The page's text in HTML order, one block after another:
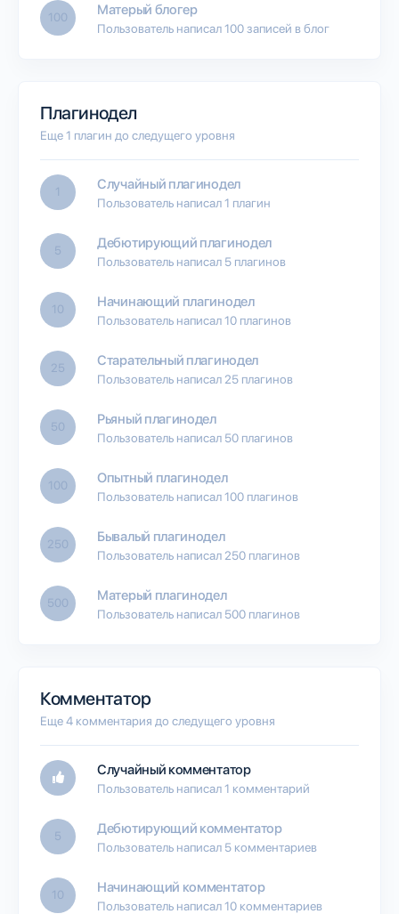
100 Матерый блогер
Пользователь написал 100 записей в блог
Плагинодел
Еще 1 плагин до следущего уровня
1 Случайный плагинодел
Пользователь написал 1 плагин
5 Дебютирующий плагинодел
Пользователь написал 5 плагинов
10 Начинающий плагинодел
Пользователь написал 10 плагинов
25 Старательный плагинодел
Пользователь написал 25 плагинов
50 Рьяный плагинодел
Пользователь написал 50 плагинов
100 Опытный плагинодел
Пользователь написал 100 плагинов
250 Бывалый плагинодел
Пользователь написал 250 плагинов
500 Матерый плагинодел
Пользователь написал 500 плагинов
Комментатор
Еще 4 комментария до следущего уровня
Случайный комментатор
Пользователь написал 1 комментарий
5 Дебютирующий комментатор
Пользователь написал 5 комментариев
10 Начинающий комментатор
Пользователь написал 10 комментариев